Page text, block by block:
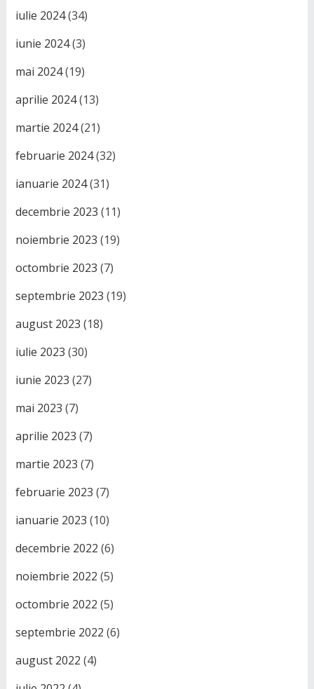
iulie 2024(34)
iunie 2024(3)
mai 2024(19)
aprilie 2024(13)
martie 2024(21)
februarie 2024(32)
ianuarie 2024(31)
decembrie 2023 (11)
noiembrie 2023 (19)
octombrie 2023 (7)
septembrie 2023 (19)
august 2023 (18)
iulie 2023 (30)
iunie 2023 (27)
mai 2023 (7)
aprilie 2023 (7)
martie 2023 (7)
februarie 2023 (7)
ianuarie 2023 (10)
decembrie 2022 (6)
noiembrie 2022 (5)
octombrie 2022 (5)
septembrie 2022 (6)
august 2022 (4)